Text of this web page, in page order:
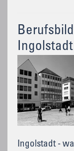
Ingolstadt
Ingolstadt -